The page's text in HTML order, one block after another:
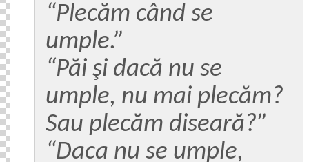
“Plecăm când se
umple.”
“Păi şi dacă nu se
umple, nu mai plecăm?
Sau plecăm diseară?”
“Daca nu se umple,